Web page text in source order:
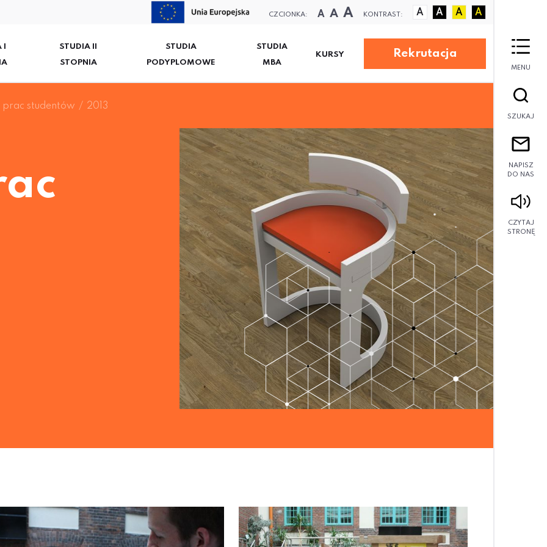
CZCIONKA: A A A KONTRAST: A A A A
STUDIA II
STOPNIA
STUDIA
PODYPLOMOWE
STUDIA
MBA
KURSY Rekrutacja
MENU
SZUKAJ
NAPISZ
DO NAS
CZYTAJ
STRONĘ
studentów 2013